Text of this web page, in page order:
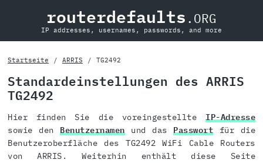
routerdefaults .ORG
IP addresses, usernames, passwords, and more
Startseite ARRIS TG2492
Standardeinstellungen des ARRIS
TG2492
Hier finden Sie die voreingestellte IP-Adresse
sowie den Benutzernamenund das Passwort für die
Benutzeroberfläche des TG2492 WiFi Cable Routers
von ARRIS. Weiterhin enthält diese Seite